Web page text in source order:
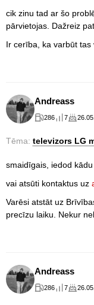
cik zinu tad ar šo
pārvietojas. Dažreiz
Ir cerība, ka varbūt tas
Andreass
286 7
Tēma: televizors LG
smaidīgais, iedod
vai atsūti kontaktus uz
Varēsi atstāt uz
precīzu laiku. Nekur
Andreass
286 7